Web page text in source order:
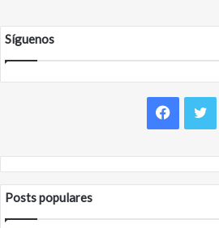
Síguenos
Posts populares